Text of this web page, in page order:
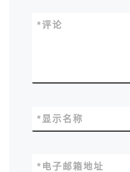
评论
*
显示名称
*
电子邮箱地址
*